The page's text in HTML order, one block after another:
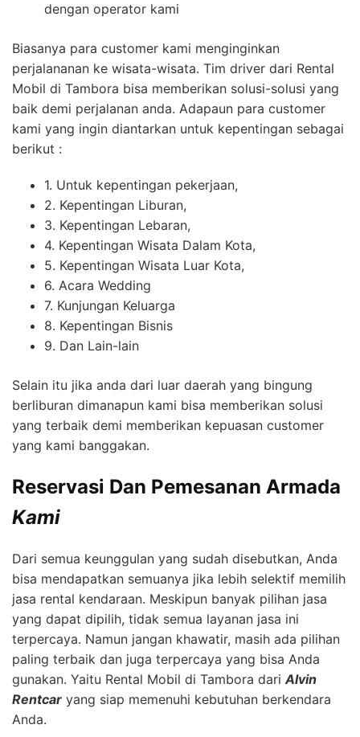
dengan operator kami
Biasanya para customer kami menginginkan
perjalananan ke wisata-wisata. Tim driver dari Rental
Mobil di Tambora bisa memberikan solusi-solusi yang
baik demi perjalanan anda. Adapaun para customer
kami yang ingin diantarkan untuk kepentingan sebagai
berikut :
1. Untuk kepentingan pekerjaan,
2. Kepentingan Liburan,
3. Kepentingan Lebaran,
4. Kepentingan Wisata Dalam Kota,
5. Kepentingan Wisata Luar Kota,
6. Acara Wedding
7. Kunjungan Keluarga
8. Kepentingan Bisnis
9. Dan Lain-lain
Selain itu jika anda dari luar daerah yang bingung
berliburan dimanapun kami bisa memberikan solusi
yang terbaik demi memberikan kepuasan customer
yang kami banggakan.
Reservasi Dan Pemesanan Armada
Kami
Dari semua keunggulan yang sudah disebutkan, Anda
bisa mendapatkan semuanya jika lebih selektif memilih
jasa rental kendaraan. Meskipun banyak pilihan jasa
yang dapat dipilih, tidak semua layanan jasa ini
terpercaya. Namun jangan khawatir, masih ada pilihan
paling terbaik dan juga terpercaya yang bisa Anda
gunakan. Yaitu Rental Mobil di Tambora dariAlvin
Rentcar yang siap memenuhi kebutuhan berkendara
Anda.